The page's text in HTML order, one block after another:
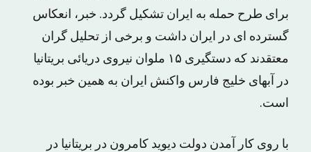
برای طرح حمله به ایران تشکیل گردد. خبر، انعکاس
گسترده ای در ایران داشت و برخی از تحلیل گران
معتقدند که دستگیری ۱۵ ملوان نیروی دریائی بریتانیا
در آبهای خلیج فارس واکنش ایران به همین خبر بوده
است.
با روی کار آمدن دولت دیوید کامرون در بریتانیا در